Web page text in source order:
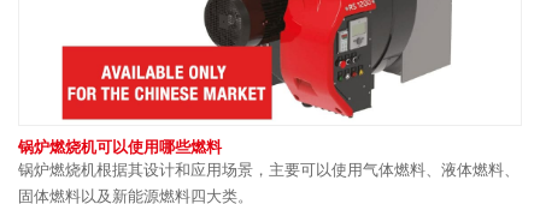
锅炉燃烧机可以使用哪些燃料
锅炉燃烧机根据其设计和应用场景，主要可以使用气体燃料、液体燃料、
固体燃料以及新能源燃料四大类。